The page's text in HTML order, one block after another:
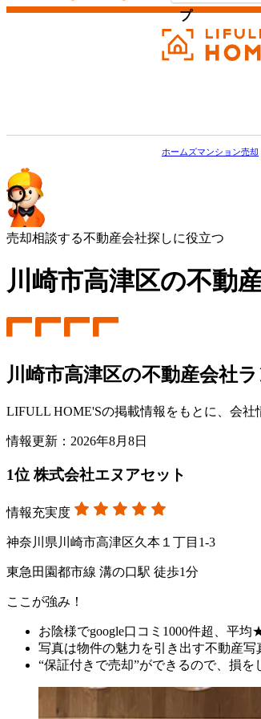
プ
ホームズマンション売却
売却相談する不動産会社探しに役立つ
川崎市高津区の不動
川崎市高津区の不動産会社
LIFULL HOME'Sの掲載情報をもとに、会
情報更新：2026年8月8日
1位株式会社エヌアセット
情報充実度
神奈川県川崎市高津区久本１丁目1-3
東急田園都市線 溝の口駅 徒歩1分
ここが強み！
お陰様でgoogle口コミ1000件超、平
写真は物件の魅力を引き出す不動産
“保証付きで売却”ができるので、損を